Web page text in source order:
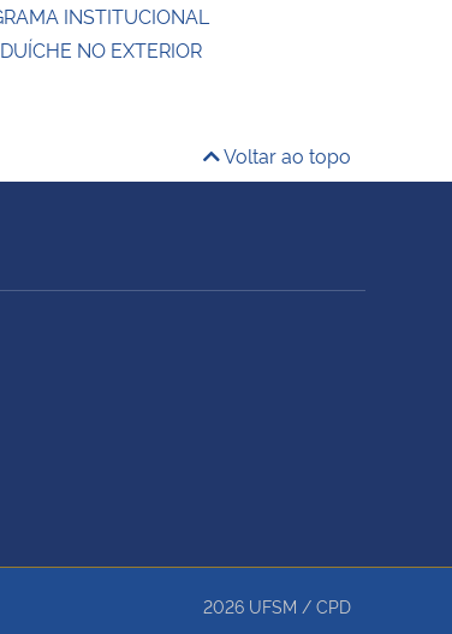
INSTITUCIONAL
NO EXTERIOR
Voltar ao topo
2026 UFSM / CPD